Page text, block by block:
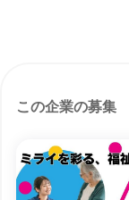
この企業の募集